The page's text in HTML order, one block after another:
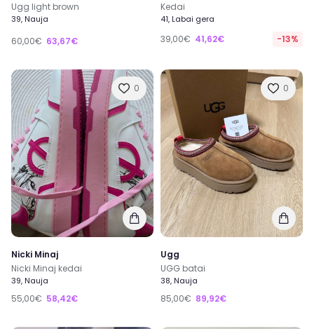
Ugg light brown
39, Nauja
60,00€ 63,67€
Kedai
41, Labai gera
39,00€ 41,62€ -13%
0
Nicki Minaj
Nicki Minaj kedai
39, Nauja
55,00€ 58,42€
0
Ugg
UGG batai
38, Nauja
85,00€ 89,92€